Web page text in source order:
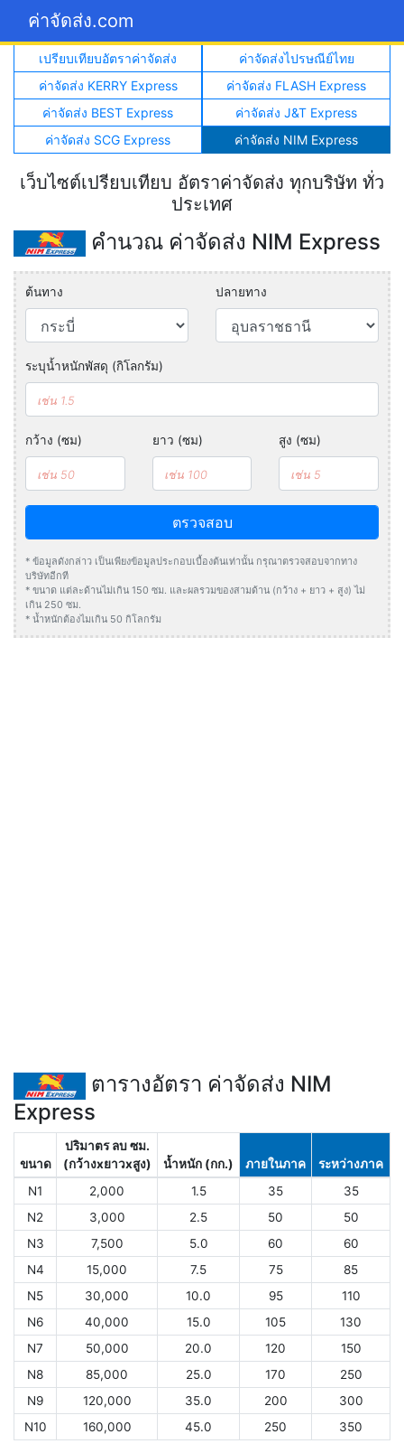
ค่าจัดส่ง.com
เปรียบเทียบอัตราค่าจัดส่ง
ค่าจัดส่งไปรษณีย์ไทย
ค่าจัดส่ง KERRY Express
ค่าจัดส่ง FLASH Express
ค่าจัดส่ง BEST Express
ค่าจัดส่ง J&T Express
ค่าจัดส่ง SCG Express
ค่าจัดส่ง NIM Express
เว็บไซต์เปรียบเทียบ อัตราค่าจัดส่ง ทุกบริษัท ทั่ว
ประเทศ
คำนวณ ค่าจัดส่ง NIM Express
ต้นทาง ปลายทาง
ระบุน้ำหนักพัสดุ (กิโลกรัม)
กว้าง (ซม) ยาว (ซม) สูง (ซม)
ตรวจสอบ
* ข้อมูลดังกล่าว เป็นเพียงข้อมูลประกอบเบื้องต้นเท่านั้น กรุณาตรวจสอบจากทาง
บริษัทอีกที
* ขนาด แต่ละด้านไม่เกิน 150 ซม. และผลรวมของสามด้าน (กว้าง + ยาว + สูง) ไม่
เกิน 250 ซม.
* น้ำหนักต้องไมเกิน 50 กิโลกรัม
ตารางอัตรา ค่าจัดส่ง NIM
Express
ขนาด
ปริมาตร ลบ ซม.
(กว้างxยาวxสูง)
น้ำหนัก (กก.) ภายในภาค
ระหว่างภาค
N1
2,000 1.5 35
35
N2
3,000 2.5 50
50
N3
7,500 5.0 60
60
N4
15,000 7.5 75
85
N5
30,000 10.0 95
110
N6
40,000 15.0 105
130
N7
50,000 20.0 120
150
N8
85,000 25.0 170
250
N9
120,000 35.0 200
300
N10
160,000 45.0 250 350